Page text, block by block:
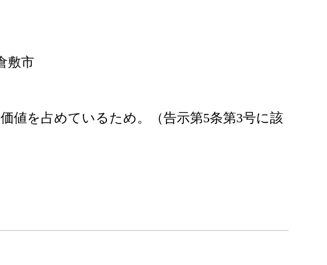
敷市
値を占めているため。（告示第5条第3号に該